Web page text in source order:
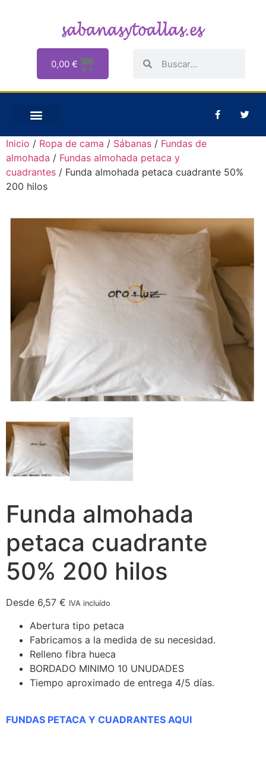
0,00 €
Inicio / Ropa de cama / Sábanas / Fundas de
almohada / Fundas almohada petaca y
cuadrantes / Funda almohada petaca cuadrante 50%
200 hilos
Funda almohada
petaca cuadrante
50% 200 hilos
Desde 6,57 € IVA incluído
Abertura tipo petaca
Fabricamos a la medida de su necesidad.
Relleno fibra hueca
BORDADO MINIMO 10 UNUDADES
Tiempo aproximado de entrega 4/5 días.
FUNDAS PETACA Y CUADRANTES AQUI